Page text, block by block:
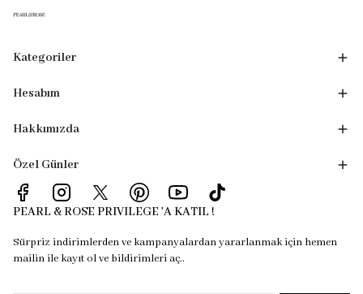
Kategoriler
Hesabım
Hakkımızda
Özel Günler
PEARL & ROSE PRIVILEGE 'A KATIL !
Sürpriz indirimlerden ve kampanyalardan yararlanmak için hemen
mailin ile kayıt ol ve bildirimleri aç..